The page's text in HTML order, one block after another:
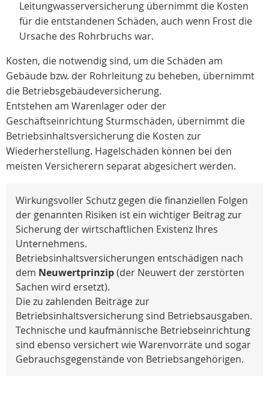
Leitungwasserversicherung übernimmt die Kosten
für die entstandenen Schäden, auch wenn Frost die
Ursache des Rohrbruchs war.
Kosten, die notwendig sind, um die Schäden am
Gebäude bzw. der Rohrleitung zu beheben, übernimmt
die Betriebsgebäudeversicherung.
Entstehen am Warenlager oder der
Geschäftseinrichtung Sturmschäden, übernimmt die
Betriebsinhaltsversicherung die Kosten zur
Wiederherstellung. Hagelschäden können bei den
meisten Versicherern separat abgesichert werden.
Wirkungsvoller Schutz gegen die finanziellen Folgen
der genannten Risiken ist ein wichtiger Beitrag zur
Sicherung der wirtschaftlichen Existenz Ihres
Unternehmens.
Betriebsinhaltsversicherungen entschädigen nach
dem Neuwertprinzip(der Neuwert der zerstörten
Sachen wird ersetzt).
Die zu zahlenden Beiträge zur
Betriebsinhaltsversicherung sind Betriebsausgaben.
Technische und kaufmännische Betriebseinrichtung
sind ebenso versichert wie Warenvorräte und sogar
Gebrauchsgegenstände von Betriebsangehörigen.